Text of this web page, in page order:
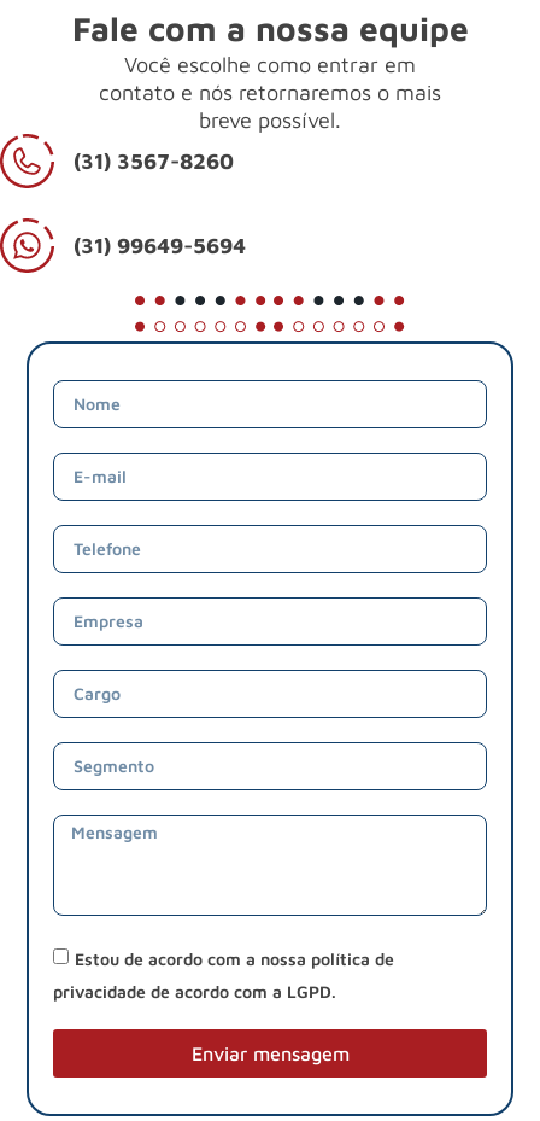
Fale com a nossa equipe
Você escolhe como entrar em
contato e nós retornaremos o mais
breve possível.
(31) 3567-8260
(31) 99649-5694
Estou de acordo com a nossa política de
privacidade de acordo com a LGPD.
Enviar mensagem